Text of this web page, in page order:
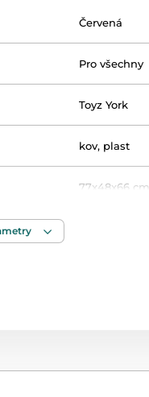
Červená
Pro všechny
Toyz York
kov, plast
77x48x66 cm